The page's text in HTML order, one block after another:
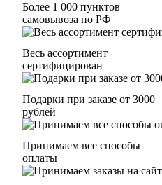
Более 1 000 пунктов
самовывоза по РФ
Весь ассортимент
сертифицирован
Подарки при заказе от 3000
рублей
Принимаем все способы
оплаты